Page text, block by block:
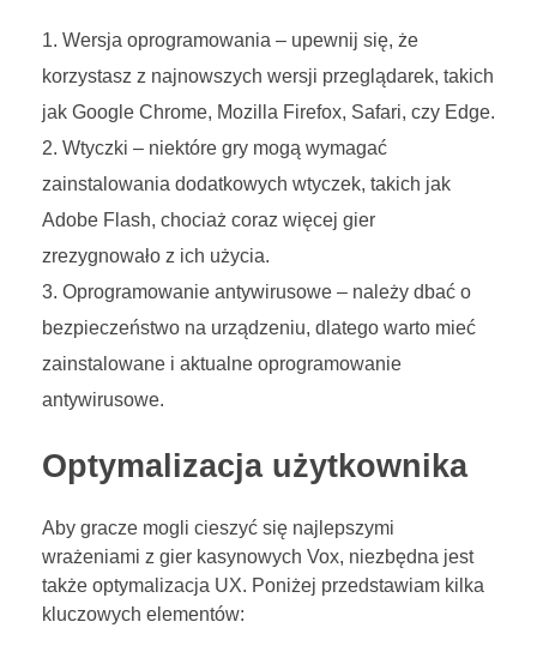
Wersja oprogramowania – upewnij się, że
korzystasz z najnowszych wersji przeglądarek, takich
jak Google Chrome, Mozilla Firefox, Safari, czy Edge.
Wtyczki – niektóre gry mogą wymagać
zainstalowania dodatkowych wtyczek, takich jak
Adobe Flash, chociaż coraz więcej gier
zrezygnowało z ich użycia.
Oprogramowanie antywirusowe – należy dbać o
bezpieczeństwo na urządzeniu, dlatego warto mieć
zainstalowane i aktualne oprogramowanie
antywirusowe.
Optymalizacja użytkownika
Aby gracze mogli cieszyć się najlepszymi
wrażeniami z gier kasynowych Vox, niezbędna jest
także optymalizacja UX. Poniżej przedstawiam kilka
kluczowych elementów: